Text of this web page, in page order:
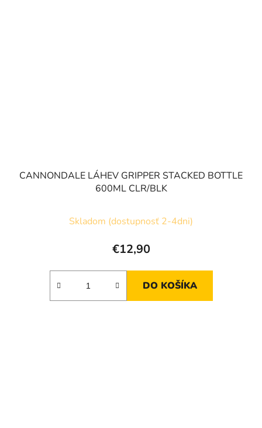
CANNONDALE LÁHEV GRIPPER STACKED BOTTLE
600ML CLR/BLK
Skladom (dostupnosť 2-4dni)
€12,90
DO KOŠÍKA